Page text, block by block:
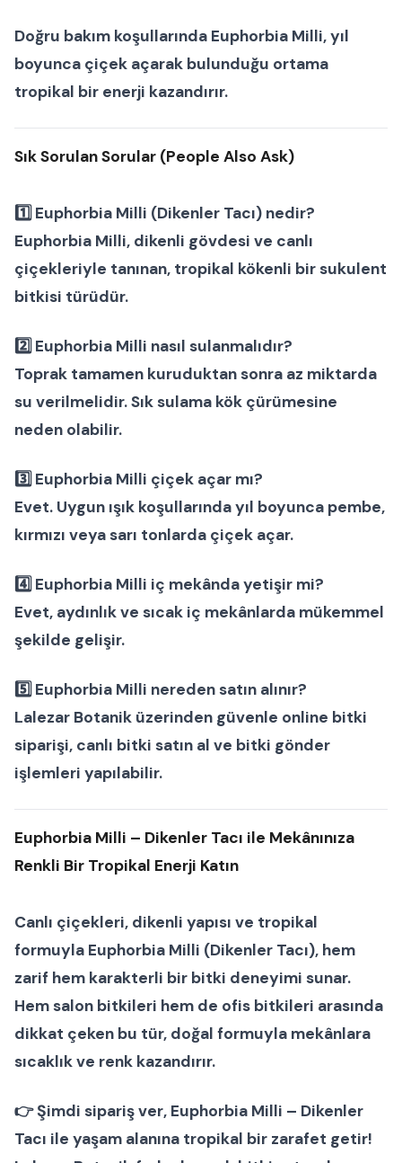
Doğru bakım koşullarında Euphorbia Milli, yıl
boyunca çiçek açarak bulunduğu ortama
tropikal bir enerji kazandırır.
Sık Sorulan Sorular (People Also Ask)
1️⃣ Euphorbia Milli (Dikenler Tacı) nedir?
Euphorbia Milli, dikenli gövdesi ve canlı
çiçekleriyle tanınan, tropikal kökenli birsukulent
bitkisi türüdür.
2️⃣ Euphorbia Milli nasıl sulanmalıdır?
Toprak tamamen kuruduktan sonra az miktarda
su verilmelidir. Sık sulama kök çürümesine
neden olabilir.
3️⃣ Euphorbia Milli çiçek açar mı?
Evet. Uygun ışık koşullarında yıl boyunca pembe,
kırmızı veya sarı tonlarda çiçek açar.
4️⃣ Euphorbia Milli iç mekânda yetişir mi?
Evet, aydınlık ve sıcak iç mekânlarda mükemmel
şekilde gelişir.
5️⃣ Euphorbia Milli nereden satın alınır?
Lalezar Botanik üzerinden güvenle online bitki
siparişi, canlı bitki satın al ve bitki gönder
işlemleri yapılabilir.
Euphorbia Milli – Dikenler Tacı ile Mekânınıza
Renkli Bir Tropikal Enerji Katın
Canlı çiçekleri, dikenli yapısı ve tropikal
formuyla Euphorbia Milli (Dikenler Tacı), hem
zarif hem karakterli bir bitki deneyimi sunar.
Hemsalon bitkileri hem de ofis bitkileri arasında
dikkat çeken bu tür, doğal formuyla mekânlara
sıcaklık ve renk kazandırır.
👉Şimdi sipariş ver, Euphorbia Milli – Dikenler
Tacı ile yaşam alanına tropikal bir zarafet getir!